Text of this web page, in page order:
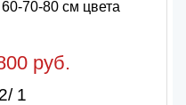
руб.
1